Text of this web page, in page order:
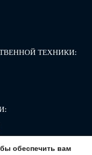
ТЕХНИКИ:
обеспечить вам